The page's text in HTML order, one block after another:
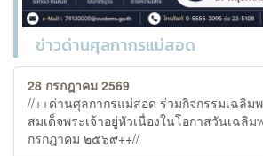
ข่าวด่านศุลกากรแม่สอด
28 กรกฎาคม 2569
//++ด่านศุลกากรแม่สอด ร่วมกิจกรรมเฉลิม
สมเด็จพระเจ้าอยู่หัวเนื่องในโอกาสวันเฉลิ
กรกฎาคม ๒๕๖๙++//